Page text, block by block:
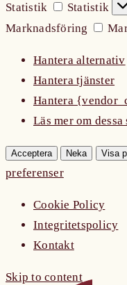
Statistik
Statistik
Marknadsföring
Hantera alternativ
Hantera tjänster
Hantera
Läs mer om
Acceptera Neka Visa
preferenser
Cookie Policy
Integritetspolicy
Kontakt
Skip to content